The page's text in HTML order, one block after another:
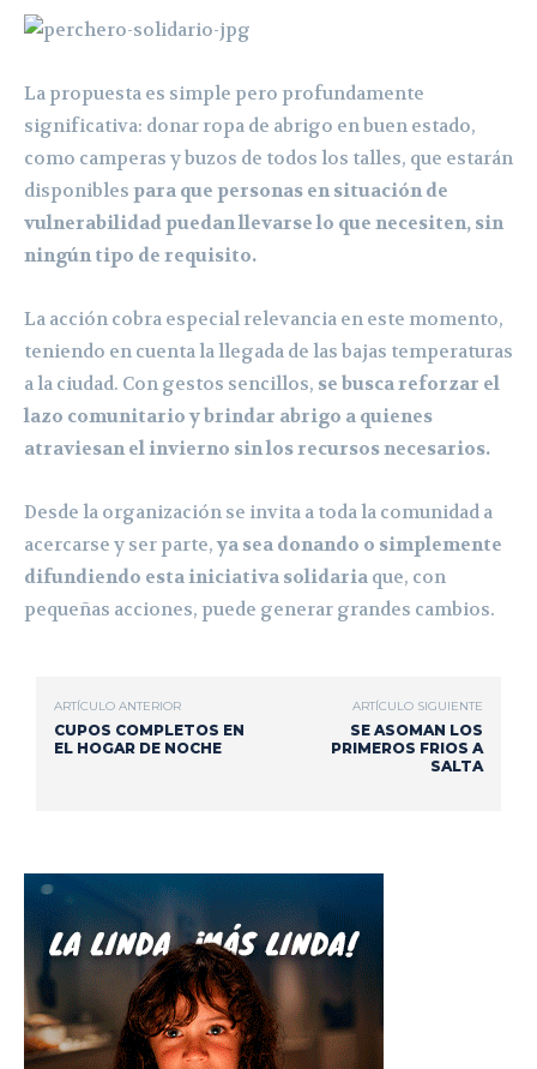
La propuesta es simple pero profundamente
significativa: donar ropa de abrigo en buen estado,
como camperas y buzos de todos los talles, que estarán
disponibles para que personas en situación de
vulnerabilidad puedan llevarse lo que necesiten, sin
ningún tipo de requisito.
La acción cobra especial relevancia en este momento,
teniendo en cuenta la llegada de las bajas temperaturas
a la ciudad. Con gestos sencillos, se busca reforzar el
lazo comunitario y brindar abrigo a quienes
atraviesan el invierno sin los recursos necesarios.
Desde la organización se invita a toda la comunidad a
acercarse y ser parte,ya sea donando o simplemente
difundiendo esta iniciativa solidaria que, con
pequeñas acciones, puede generar grandes cambios.
ARTÍCULO ANTERIOR
CUPOS COMPLETOS EN
EL HOGAR DE NOCHE
ARTÍCULO SIGUIENTE
SE ASOMAN LOS
PRIMEROS FRIOS A
SALTA